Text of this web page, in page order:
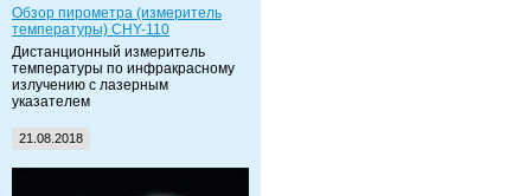
Обзор пирометра (измеритель
температуры) CHY-110
Дистанционный измеритель
температуры по инфракрасному
излучению с лазерным
указателем
21.08.2018